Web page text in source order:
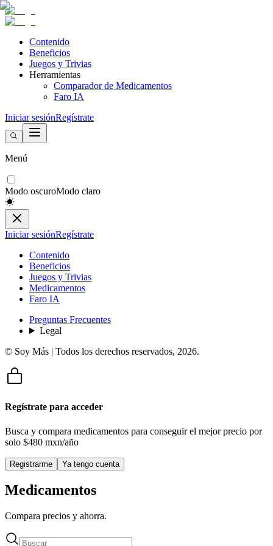
Contenido
Beneficios
Juegos y Trivias
Herramientas
Comparador de Medicamentos
Faro IA
Iniciar sesiónRegístrate
Menú
Modo oscuroModo claro
Iniciar sesiónRegístrate
Contenido
Beneficios
Juegos y Trivias
Medicamentos
Faro IA
Preguntas Frecuentes
Legal
© Soy Más | Todos los derechos reservados, 2026.
Regístrate para acceder
Busca y compara medicamentos para conseguir el mejor precio por
solo $480 mxn/año
Registrarme Ya tengo cuenta
Medicamentos
Compara precios y ahorra.